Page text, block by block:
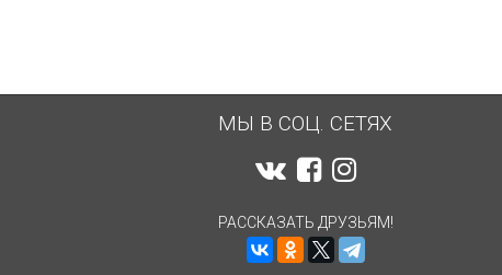
МЫ В СОЦ. СЕТЯХ
РАССКАЗАТЬ ДРУЗЬЯМ!